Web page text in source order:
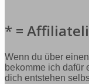
* =
Wenn du über
bekomme ich dafür
dich entstehen